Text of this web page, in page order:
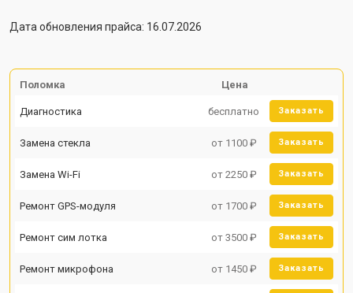
Дата обновления прайса: 16.07.2026
Поломка Цена
Диагностика бесплатно Заказать
Замена стекла от 1100 ₽ Заказать
Замена Wi-Fi от 2250 ₽ Заказать
Ремонт GPS-модуля от 1700 ₽ Заказать
Ремонт сим лотка от 3500 ₽ Заказать
Ремонт микрофона от 1450 ₽ Заказать